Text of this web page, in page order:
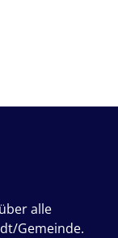
alle
Gemeinde.